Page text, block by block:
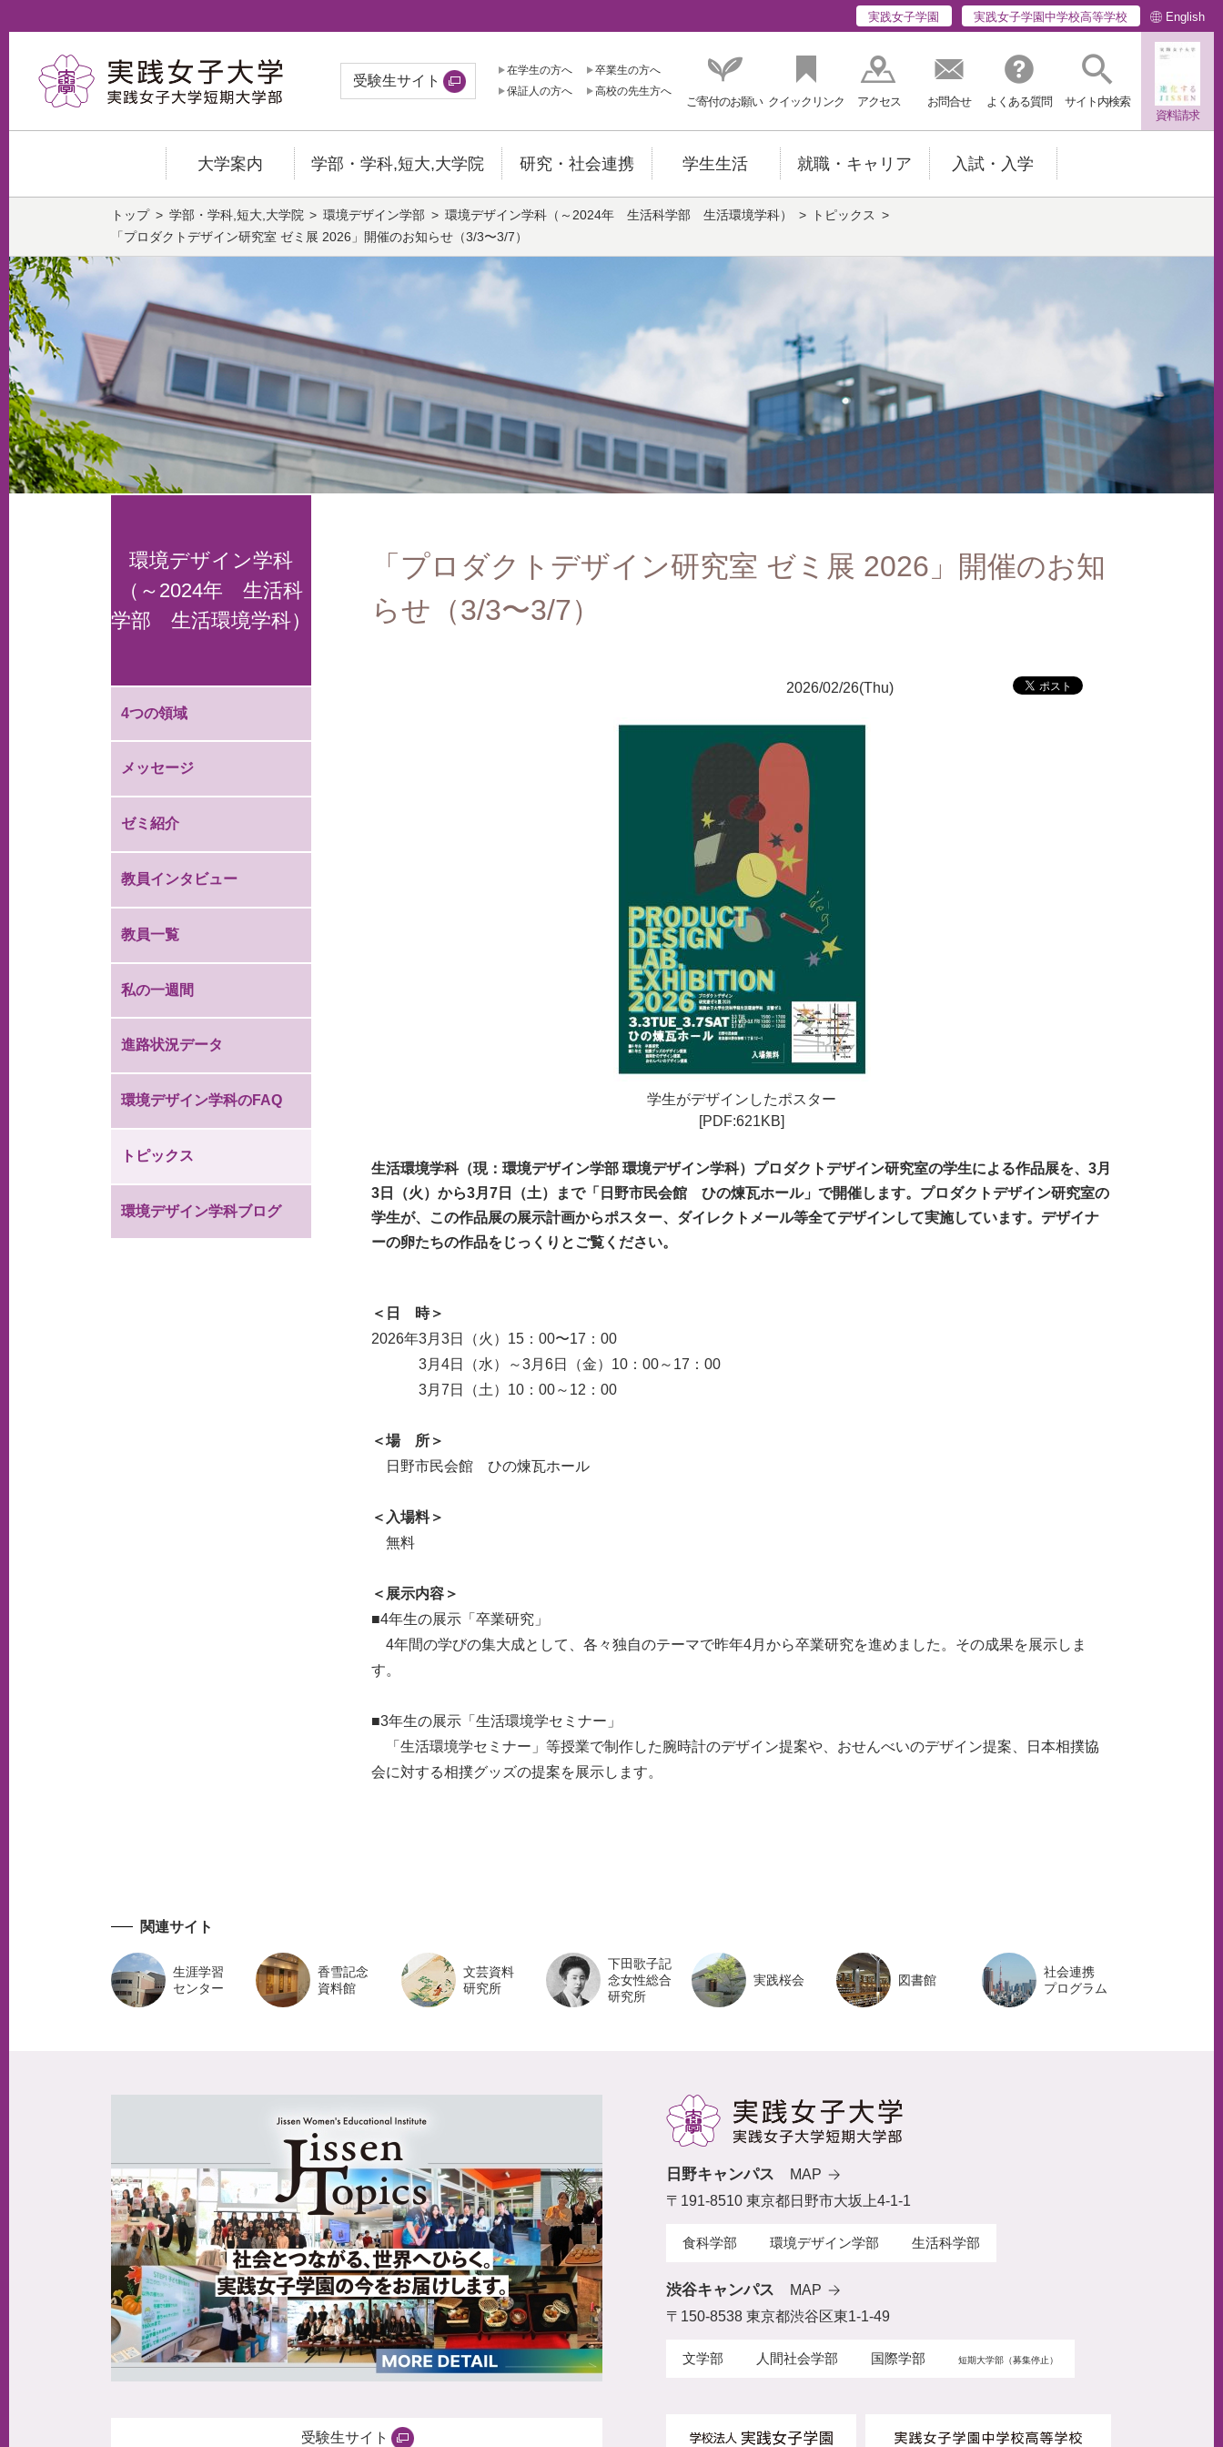
実践女子学園 実践女子学園中学校高等学校 English
受験生サイト
在学生の方へ
卒業生の方へ
保証人の方へ
高校の先生方へ
ご寄付のお願い クイックリンク アクセス お問合せ よくある質問
サイト内検索
資料請求
大学案内 学部・学科,短大,大学院 研究・社会連携 学生生活 就職・キャリア 入試・入学
トップ 学部・学科,短大,大学院 環境デザイン学部 環境デザイン学科（～2024年 生活科学部 生活環境学科）
トピックス
「プロダクトデザイン研究室 ゼミ展 2026」開催のお知らせ（3/3〜3/7）
環境デザイン学科
（～2024年 生活科
学部 生活環境学科）
4つの領域
メッセージ
ゼミ紹介
教員インタビュー
教員一覧
私の一週間
進路状況データ
環境デザイン学科のFAQ
トピックス
環境デザイン学科ブログ
「プロダクトデザイン研究室 ゼミ展 2026」開催のお知
らせ（3/3〜3/7）
2026/02/26(Thu)
学生がデザインしたポスター
[PDF:621KB]
生活環境学科（現：環境デザイン学部 環境デザイン学科）プロダクトデザイン研究室の学生による作品展を、3月
3日（火）から3月7日（土）まで「日野市民会館 ひの煉瓦ホール」で開催します。プロダクトデザイン研究室の
学生が、この作品展の展示計画からポスター、ダイレクトメール等全てデザインして実施しています。デザイナ
ーの卵たちの作品をじっくりとご覧ください。
＜日 時＞
2026年3月3日（火）15：00〜17：00
3月4日（水）～3月6日（金）10：00～17：00
3月7日（土）10：00～12：00
＜場 所＞
日野市民会館 ひの煉瓦ホール
＜入場料＞
無料
＜展示内容＞
■4年生の展示「卒業研究」
4年間の学びの集大成として、各々独自のテーマで昨年4月から卒業研究を進めました。その成果を展示しま
す。
■3年生の展示「生活環境学セミナー」
「生活環境学セミナー」等授業で制作した腕時計のデザイン提案や、おせんべいのデザイン提案、日本相撲協
会に対する相撲グッズの提案を展示します。
関連サイト
生涯学習
センター
香雪記念
資料館
文芸資料
研究所
下田歌子記
念女性総合
研究所
実践桜会 図書館
社会連携
プログラム
受験生サイト
日野キャンパス
MAP
〒191-8510 東京都日野市大坂上4-1-1
食科学部 環境デザイン学部 生活科学部
渋谷キャンパス
MAP
〒150-8538 東京都渋谷区東1-1-49
文学部 人間社会学部 国際学部 短期大学部（募集停止）